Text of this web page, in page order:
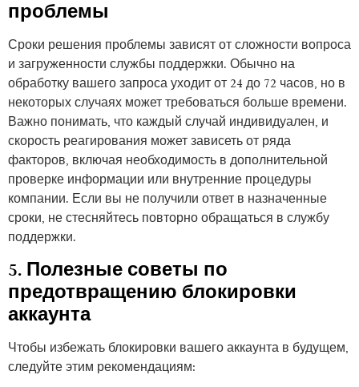
проблемы
Сроки решения проблемы зависят от сложности вопроса
и загруженности службы поддержки. Обычно на
обработку вашего запроса уходит от 24 до 72 часов, но в
некоторых случаях может требоваться больше времени.
Важно понимать, что каждый случай индивидуален, и
скорость реагирования может зависеть от ряда
факторов, включая необходимость в дополнительной
проверке информации или внутренние процедуры
компании. Если вы не получили ответ в назначенные
сроки, не стесняйтесь повторно обращаться в службу
поддержки.
5. Полезные советы по
предотвращению блокировки
аккаунта
Чтобы избежать блокировки вашего аккаунта в будущем,
следуйте этим рекомендациям: